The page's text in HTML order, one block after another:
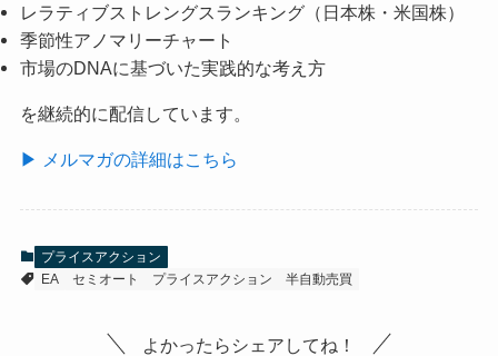
レラティブストレングスランキング（日本株・米国株）
季節性アノマリーチャート
市場のDNAに基づいた実践的な考え方
を継続的に配信しています。
▶ メルマガの詳細はこちら
プライスアクション
EA
セミオート プライスアクション 半自動売買
よかったらシェアしてね！